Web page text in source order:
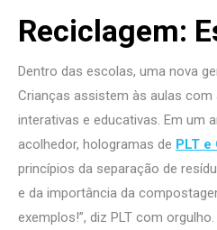
Reciclagem:
Dentro das escolas, uma nova
Crianças assistem às aulas
interativas e educativas. Em um
acolhedor, hologramas de PLT e
princípios da separação de
e da importância da
exemplos!”, diz PLT com